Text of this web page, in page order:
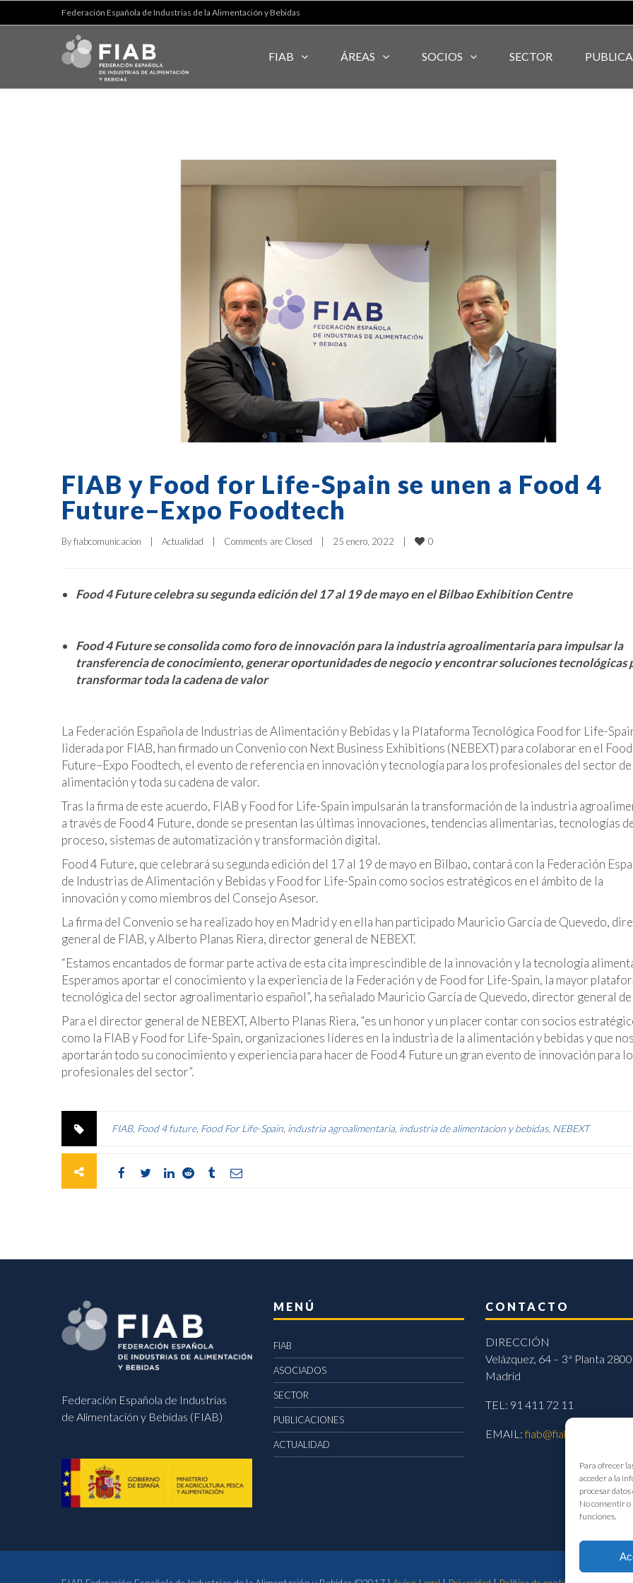
Para ofrecer
acceder a la
procesar
No consentir
funciones.
Federación Española de Industrias de la Alimentación y Bebidas
FIAB ÁREAS SOCIOS SECTOR
FIAB y Food for Life-Spain se unen a Food 4
Future–Expo Foodtech
By fiabcomunicacion Actualidad Comments are Closed 25 enero, 2022 0
Food 4 Future celebra su segunda edición del 17 al 19 de mayo en el Bilbao Exhibition Centre
Food 4 Future se consolida como foro de innovación para la industria agroalimentaria para impulsar la
transferencia de conocimiento, generar oportunidades de negocio y encontrar soluciones tecnológicas
transformar toda la cadena de valor
La Federación Española de Industrias de Alimentación y Bebidas y la Plataforma Tecnológica Food for Life-
liderada por FIAB, han firmado un Convenio con Next Business Exhibitions (NEBEXT) para colaborar en el
Future–Expo Foodtech, el evento de referencia en innovación y tecnología para los profesionales del sector de
alimentación y toda su cadena de valor.
Tras la firma de este acuerdo, FIAB y Food for Life-Spain impulsarán la transformación de la industria
a través de Food 4 Future, donde se presentan las últimas innovaciones, tendencias alimentarias, tecnologías
proceso, sistemas de automatización y transformación digital.
Food 4 Future, que celebrará su segunda edición del 17 al 19 de mayo en Bilbao, contará con la Federación
de Industrias de Alimentación y Bebidas y Food for Life-Spain como socios estratégicos en el ámbito de la
innovación y como miembros del Consejo Asesor.
La firma del Convenio se ha realizado hoy en Madrid y en ella han participado Mauricio García de Quevedo,
general de FIAB, y Alberto Planas Riera, director general de NEBEXT.
“Estamos encantados de formar parte activa de esta cita imprescindible de la innovación y la tecnología
Esperamos aportar el conocimiento y la experiencia de la Federación y de Food for Life-Spain, la mayor
tecnológica del sector agroalimentario español”, ha señalado Mauricio García de Quevedo, director general de
Para el director general de NEBEXT, Alberto Planas Riera, “es un honor y un placer contar con socios
como la FIAB y Food for Life-Spain, organizaciones líderes en la industria de la alimentación y bebidas y que nos
aportarán todo su conocimiento y experiencia para hacer de Food 4 Future un gran evento de innovación para
profesionales del sector”.
FIAB, Food 4 future, Food For Life-Spain industria agroalimentaria industria de alimentacion y bebidas, NEBEXT
Federación Española de Industrias
de Alimentación y Bebidas (FIAB)
MENÚ
FIAB
ASOCIADOS
SECTOR
PUBLICACIONES
ACTUALIDAD
CONTACTO
DIRECCIÓN
Velázquez, 64 – 3ª Planta
Madrid
TEL: 91 411 72 11
EMAIL:fiab@fiab.es